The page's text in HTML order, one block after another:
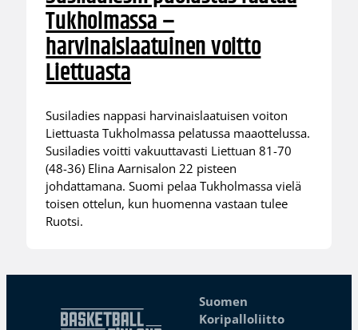
Tukholmassa –
harvinaislaatuinen voitto
Liettuasta
Susiladies nappasi harvinaislaatuisen voiton
Liettuasta Tukholmassa pelatussa maaottelussa.
Susiladies voitti vakuuttavasti Liettuan 81-70
(48-36) Elina Aarnisalon 22 pisteen
johdattamana. Suomi pelaa Tukholmassa vielä
toisen ottelun, kun huomenna vastaan tulee
Ruotsi.
Suomen
Koripalloliitto